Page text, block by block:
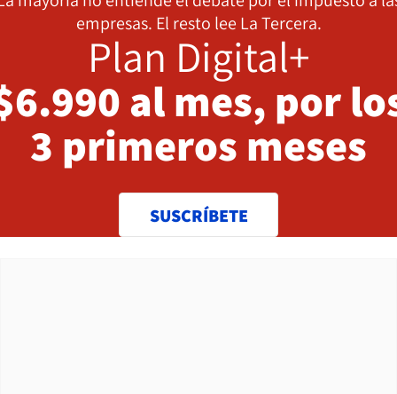
empresas. El resto lee La Tercera.
Plan Digital+
al mes, por
3 primeros meses
SUSCRÍBETE